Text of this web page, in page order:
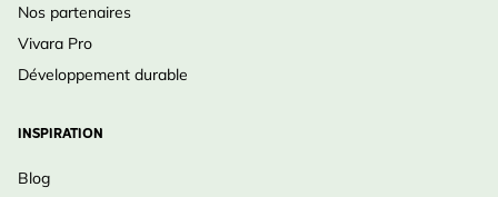
Nos partenaires
Vivara Pro
Développement durable
INSPIRATION
Blog